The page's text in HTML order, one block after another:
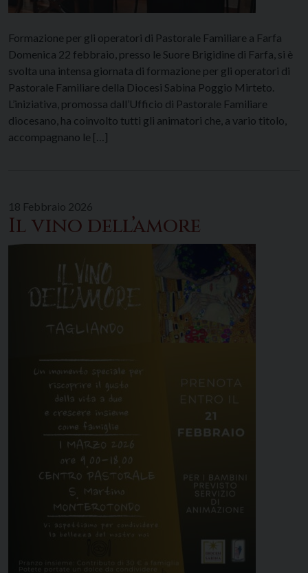
Formazione per gli operatori di Pastorale Familiare a Farfa
Domenica 22 febbraio, presso le Suore Brigidine di Farfa, si è
svolta una intensa giornata di formazione per gli operatori di
Pastorale Familiare della Diocesi Sabina Poggio Mirteto.
L’iniziativa, promossa dall’Ufficio di Pastorale Familiare
diocesano, ha coinvolto tutti gli animatori che, a vario titolo,
accompagnano le […]
18 Febbraio 2026
Il vino dell’amore